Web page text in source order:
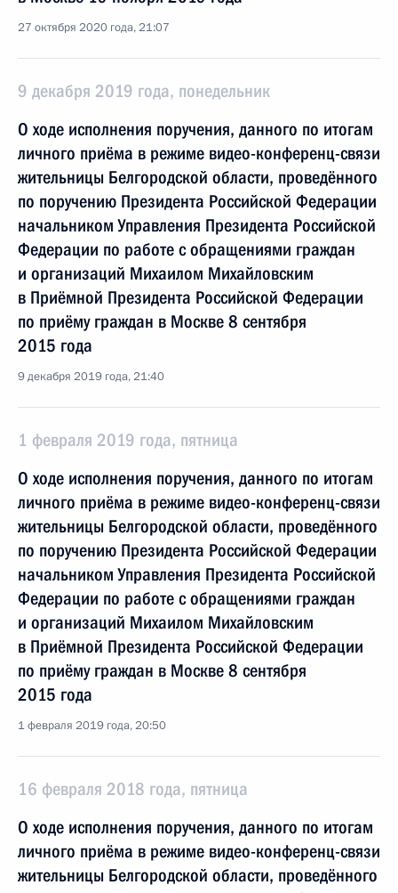
27 октября 2020 года, 21:07
9 декабря 2019 года, понедельник
О ходе исполнения поручения, данного по итогам
личного приёма в режиме видео-конференц-связи
жительницы Белгородской области, проведённого
по поручению Президента Российской Федерации
начальником Управления Президента Российской
Федерации по работе с обращениями граждан
и организаций Михаилом Михайловским
в Приёмной Президента Российской Федерации
по приёму граждан в Москве 8 сентября
2015 года
9 декабря 2019 года, 21:40
1 февраля 2019 года, пятница
О ходе исполнения поручения, данного по итогам
личного приёма в режиме видео-конференц-связи
жительницы Белгородской области, проведённого
по поручению Президента Российской Федерации
начальником Управления Президента Российской
Федерации по работе с обращениями граждан
и организаций Михаилом Михайловским
в Приёмной Президента Российской Федерации
по приёму граждан в Москве 8 сентября
2015 года
1 февраля 2019 года, 20:50
16 февраля 2018 года, пятница
О ходе исполнения поручения, данного по итогам
личного приёма в режиме видео-конференц-связи
жительницы Белгородской области, проведённого